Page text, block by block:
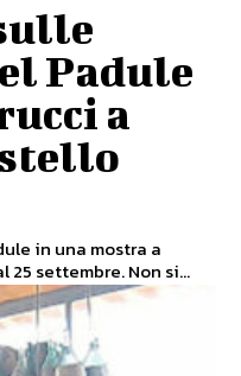
Padule
a
in una mostra a
Buggiano Castello dal 5 giugno al 25 settembre. Non si...